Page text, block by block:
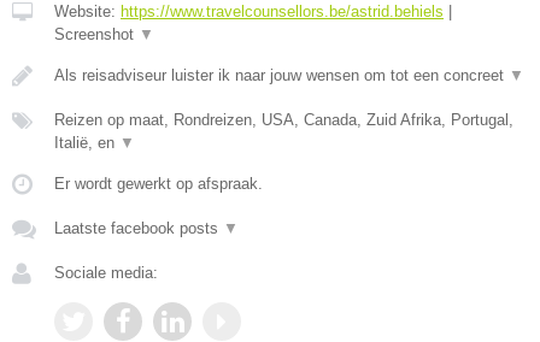
Website: https://www.travelcounsellors.be/astrid.behiels
Screenshot ▼
Als reisadviseur luister ik naar jouw wensen om tot een concreet ▼
Reizen op maat, Rondreizen, USA, Canada, Zuid Afrika, Portugal,
Italië, en ▼
Er wordt gewerkt op afspraak.
Laatste facebook posts ▼
Sociale media: